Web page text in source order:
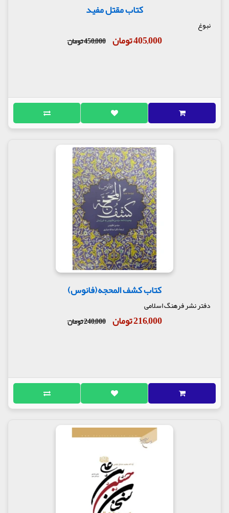
کتاب مقتل مفید
نبوغ
405,000 تومان 450,000 تومان
کتاب کشف المحجه(فانوس)
دفتر نشر فرهنگ اسلامی
216,000 تومان 240,000 تومان